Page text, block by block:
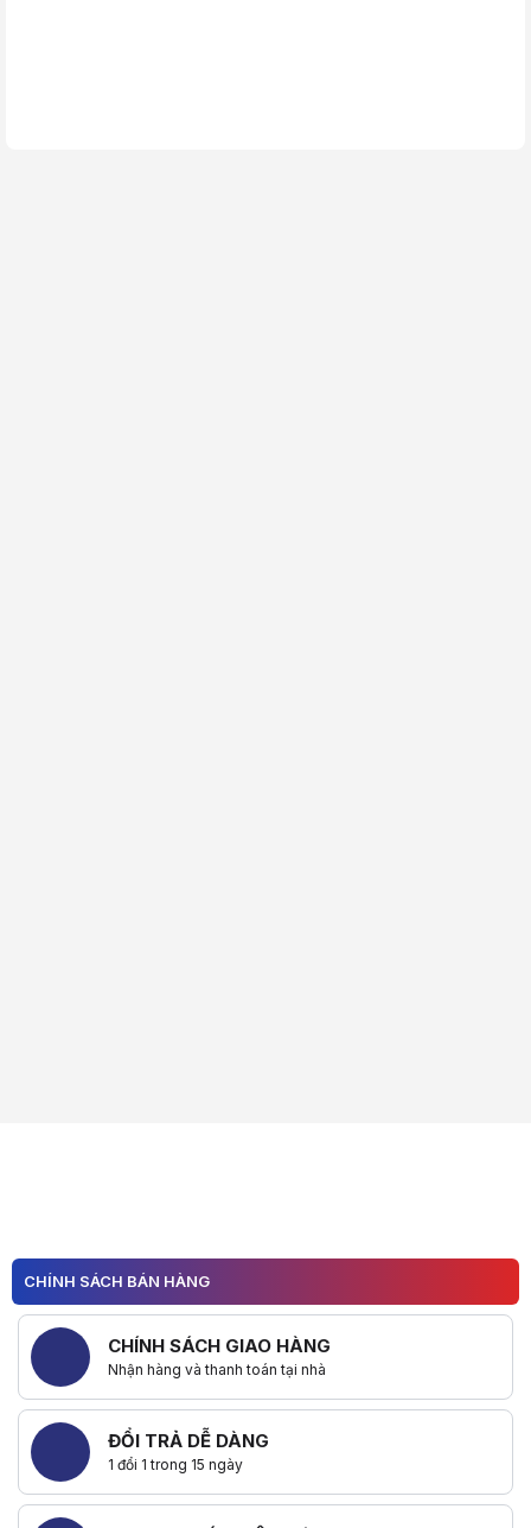
CHÍNH SÁCH BÁN HÀNG
CHÍNH SÁCH GIAO HÀNG
Nhận hàng và thanh toán tại nhà
ĐỔI TRẢ DỄ DÀNG
1 đổi 1 trong 15 ngày